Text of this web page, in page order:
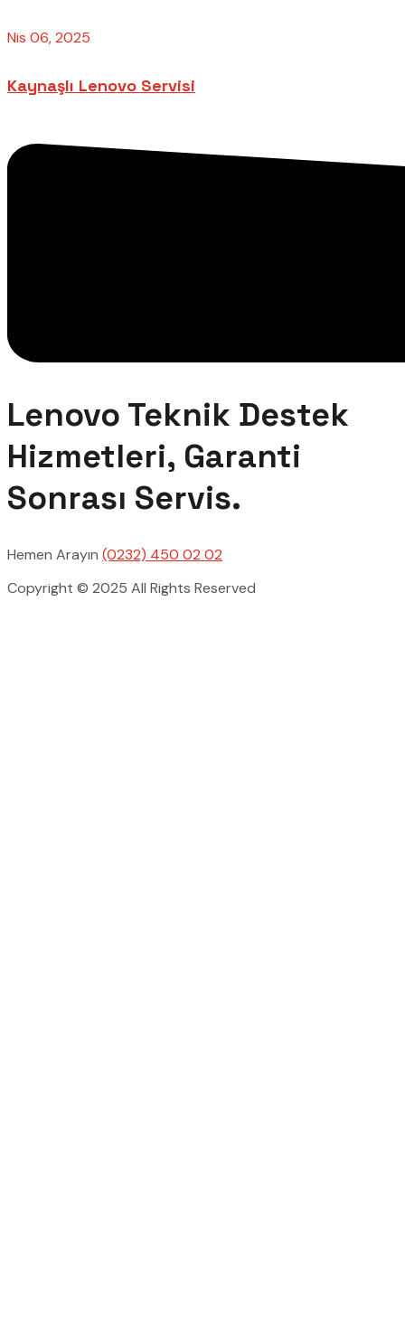
Nis 06, 2025
Kaynaşlı Lenovo Servisi
Lenovo Teknik Destek
Hizmetleri, Garanti
Sonrası Servis.
Hemen Arayın (0232) 450 02 02
Copyright © 2025 All Rights Reserved